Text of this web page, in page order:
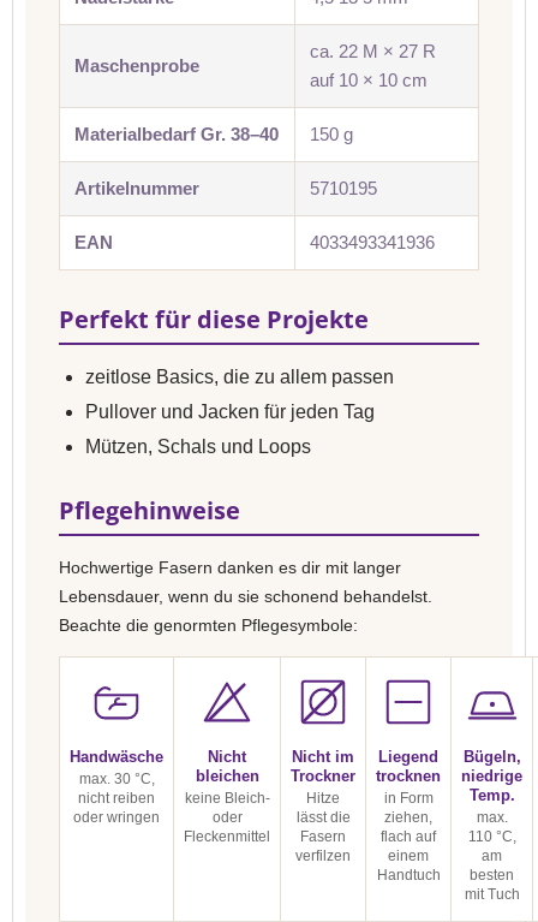
Maschenprobe
ca. 22 M × 27 R
auf 10 × 10 cm
Materialbedarf Gr. 38–40 150 g
Artikelnummer 5710195
EAN 4033493341936
Perfekt für diese Projekte
zeitlose Basics, die zu allem passen
Pullover und Jacken für jeden Tag
Mützen, Schals und Loops
Pflegehinweise
Hochwertige Fasern danken es dir mit langer
Lebensdauer, wenn du sie schonend behandelst.
Beachte die genormten Pflegesymbole:
Handwäsche
max. 30 °C,
nicht reiben
oder wringen
Nicht
bleichen
keine Bleich-
oder
Fleckenmittel
Nicht im
Trockner
Hitze
lässt die
Fasern
verfilzen
Liegend
trocknen
in Form
ziehen,
flach auf
einem
Handtuch
Bügeln,
niedrige
Temp.
max.
110 °C,
am
besten
mit Tuch